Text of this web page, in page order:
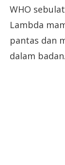
WHO
Lambda
pantas dan
dalam badan.